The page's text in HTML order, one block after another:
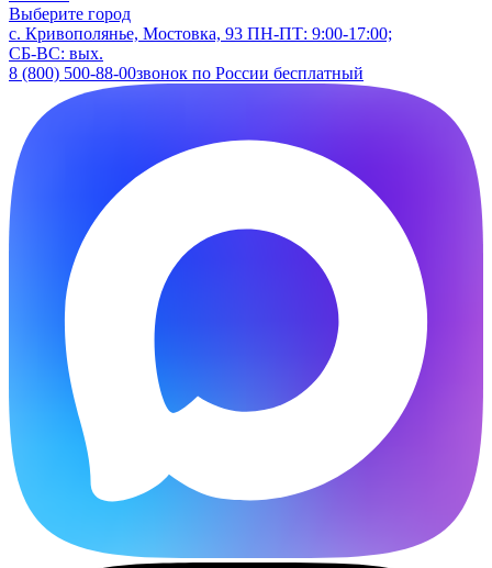
Выберите город
с. Кривополянье, Мостовка, 93 ПН-ПТ: 9:00-17:00;
СБ-ВС: вых.
8 (800) 500-88-00звонок по России бесплатный